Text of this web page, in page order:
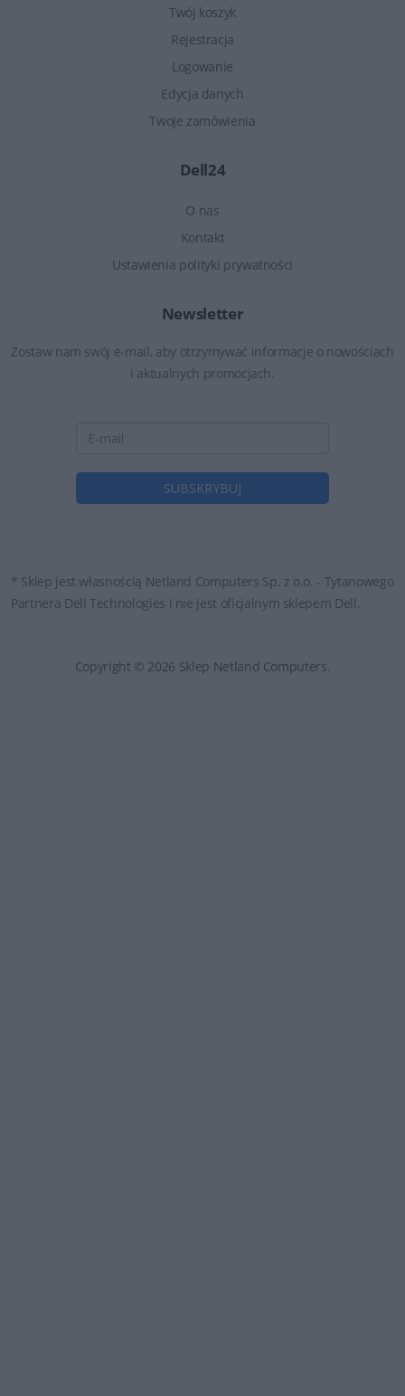
Twój koszyk
Rejestracja
Logowanie
Edycja danych
Twoje zamówienia
Dell24
O nas
Kontakt
Ustawienia polityki prywatności
Newsletter
Zostaw nam swój e-mail, aby otrzymywać informacje o nowościach
i aktualnych promocjach.
* Sklep jest własnością Netland Computers Sp. z o.o. - Tytanowego
Partnera Dell Technologies i nie jest oficjalnym sklepem Dell.
Copyright © 2026 Sklep Netland Computers.